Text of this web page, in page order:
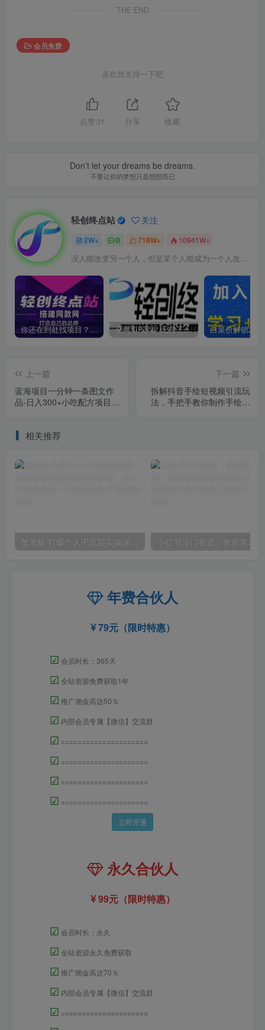
THE END
会员免费
喜欢就支持一下吧
点赞 31 分享 收藏
Don’t let your dreams be dreams.
不要让你的梦想只是想想而已
轻创终点站 关注
2W+ 0 718W+ 10941W+
没人能改变另一个人，但是某个人能成为一个人改变的原因
你还在到处找项目？还在当韭菜？我靠卖项目一个月收入5万+，曾经我也是个失败者。 全网VIP课程 无损下载~
上一篇
蓝海项目一分钟一条图文作
品-日入300+小吃配方项目
下一篇
拆解抖音手绘短视频引流玩
法，手把手教你制作手绘视
相关推荐
蟹老板·打爆个人IP底层实操课，教你成熟专业的打造IP技能，全方位带你做成一个能商业化IP
年费合伙人
79元（限时特惠）
☑ 会员时长：365天
☑ 全站资源免费获取1年
☑ 推广佣金高达50％
☑ 内部会员专属【微信】交流群
☑ =====================
☑ =====================
☑ =====================
☑ =====================
立即开通
永久合伙人
99元（限时特惠）
☑ 会员时长：永久
☑ 全站资源永久免费获取
☑ 推广佣金高达70％
☑ 内部会员专属【微信】交流群
☑ =====================